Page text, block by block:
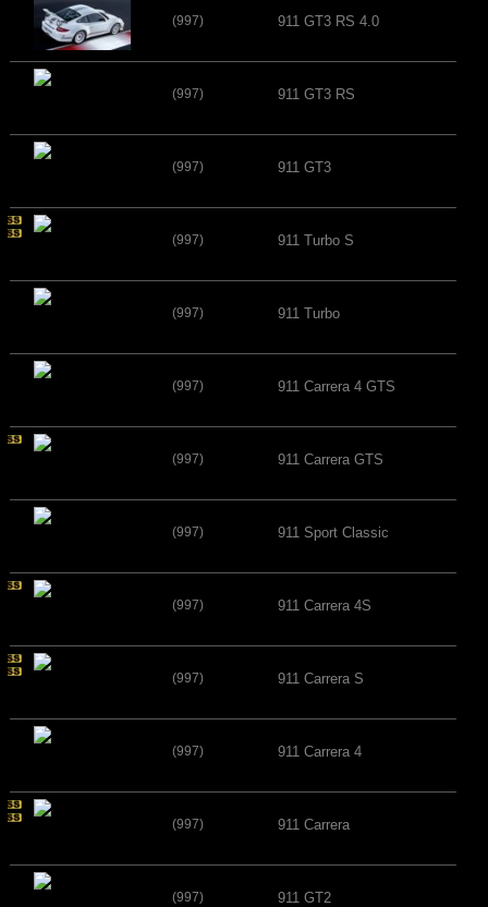
(997) 911 GT3 RS 4.0
(997) 911 GT3 RS
(997) 911 GT3
(997) 911 Turbo S
(997) 911 Turbo
(997) 911 Carrera 4 GTS
(997) 911 Carrera GTS
(997) 911 Sport Classic
(997) 911 Carrera 4S
(997) 911 Carrera S
(997) 911 Carrera 4
(997) 911 Carrera
(997) 911 GT2